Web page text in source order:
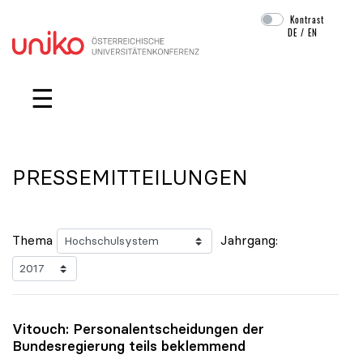
Navigation überspringen
Kontrast
DE /EN
☰
PRESSEMITTEILUNGEN
Thema Jahrgang:
Vitouch: Personalentscheidungen der
Bundesregierung teils beklemmend